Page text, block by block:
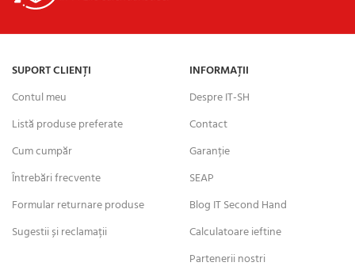
SUPORT CLIENȚI
Contul meu
Listă produse preferate
Cum cumpăr
Întrebări frecvente
Formular returnare produse
Sugestii și reclamații
INFORMAȚII
Despre IT-SH
Contact
Garanție
SEAP
Blog IT Second Hand
Calculatoare ieftine
Partenerii nostri